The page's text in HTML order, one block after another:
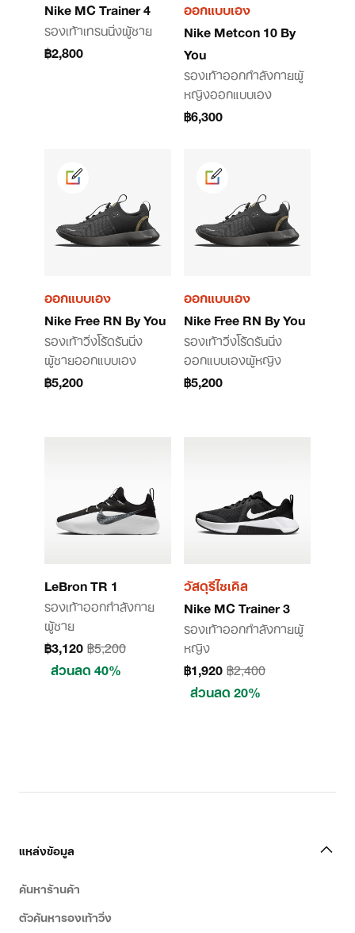
Nike MC Trainer 4
รองเท้าเทรนนิ่งผู้ชาย
฿2,800
ออกแบบเอง
Nike Metcon 10 By
You
รองเท้าออกกําลังกายผู้
หญิงออกแบบเอง
฿6,300
ออกแบบเอง
Nike Free RN By You
รองเท้าวิ่งโร้ดรันนิ่ง
ผู้ชายออกแบบเอง
฿5,200
ออกแบบเอง
Nike Free RN By You
รองเท้าวิ่งโร้ดรันนิ่ง
ออกแบบเองผู้หญิง
฿5,200
LeBron TR 1
รองเท้าออกกำลังกาย
ผู้ชาย
฿3,120฿5,200
ส่วนลด 40%
วัสดุรีไซเคิล
Nike MC Trainer 3
รองเท้าออกกำลังกายผู้
หญิง
฿1,920฿2,400
ส่วนลด 20%
แหล่งข้อมูล
ค้นหาร้านค้า
ตัวค้นหารองเท้าวิ่ง